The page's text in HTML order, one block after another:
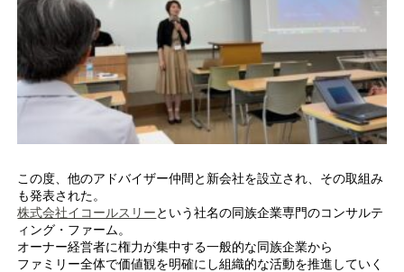
この度、他のアドバイザー仲間と新会社を設立され、その取組み
も発表された。
株式会社イコールスリーという社名の同族企業専門のコンサルテ
ィング・ファーム。
オーナー経営者に権力が集中する一般的な同族企業から
ファミリー全体で価値観を明確にし組織的な活動を推進していく